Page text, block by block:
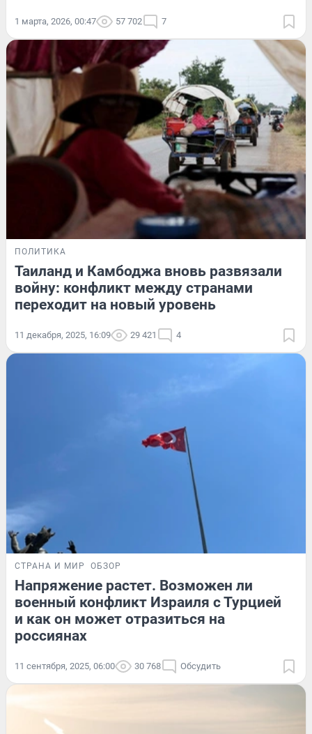
1 марта, 2026, 00:47 57 702 7
ПОЛИТИКА
Таиланд и Камбоджа вновь развязали
войну: конфликт между странами
переходит на новый уровень
11 декабря, 2025, 16:09 29 421 4
СТРАНА И МИР ОБЗОР
Напряжение растет. Возможен ли
военный конфликт Израиля с Турцией
и как он может отразиться на
россиянах
11 сентября, 2025, 06:00 30 768 Обсудить